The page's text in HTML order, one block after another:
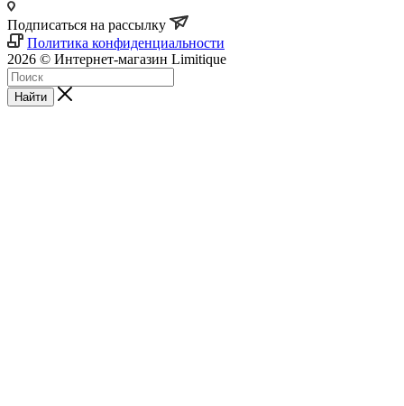
Подписаться на рассылку
Политика конфиденциальности
2026 © Интернет-магазин Limitique
Найти